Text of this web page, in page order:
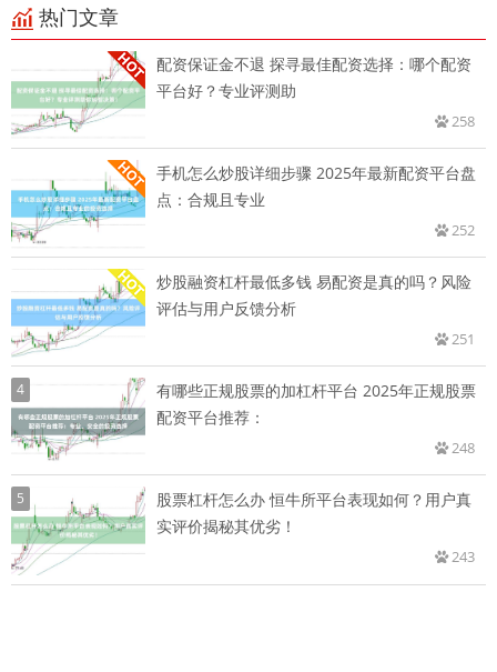
热门文章
配资保证金不退 探寻最佳配资选择：哪个配资
平台好？专业评测助
258
手机怎么炒股详细步骤 2025年最新配资平台盘
点：合规且专业
252
炒股融资杠杆最低多钱 易配资是真的吗？风险
评估与用户反馈分析
251
4
有哪些正规股票的加杠杆平台 2025年正规股票
配资平台推荐：
248
5
股票杠杆怎么办 恒牛所平台表现如何？用户真
实评价揭秘其优劣！
243